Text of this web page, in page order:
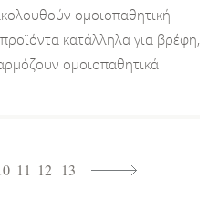
ομοιοπαθητική
κατάλληλα για βρέφη,
ομοιοπαθητικά
11 12 13